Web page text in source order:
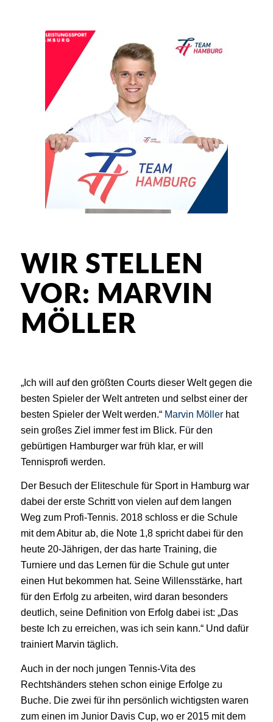
WIR STELLEN
VOR: MARVIN
MÖLLER
„Ich will auf den größten Courts dieser Welt gegen die
besten Spieler der Welt antreten und selbst einer der
besten Spieler der Welt werden.“ Marvin Möllerhat
sein großes Ziel immer fest im Blick. Für den
gebürtigen Hamburger war früh klar, er will
Tennisprofi werden.
Der Besuch der Eliteschule für Sport in Hamburg war
dabei der erste Schritt von vielen auf dem langen
Weg zum Profi-Tennis. 2018 schloss er die Schule
mit dem Abitur ab, die Note 1,8 spricht dabei für den
heute 20-Jährigen, der das harte Training, die
Turniere und das Lernen für die Schule gut unter
einen Hut bekommen hat. Seine Willensstärke, hart
für den Erfolg zu arbeiten, wird daran besonders
deutlich, seine Definition von Erfolg dabei ist: „Das
beste Ich zu erreichen, was ich sein kann.“ Und dafür
trainiert Marvin täglich.
Auch in der noch jungen Tennis-Vita des
Rechtshänders stehen schon einige Erfolge zu
Buche. Die zwei für ihn persönlich wichtigsten waren
zum einen im Junior Davis Cup, wo er 2015 mit dem